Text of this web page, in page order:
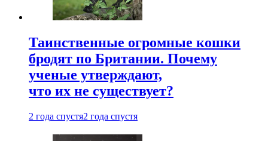
Таинственные огромные кошки
бродят по Британии. Почему
ученые утверждают,
что их не существует?
2 года спустя2 года спустя